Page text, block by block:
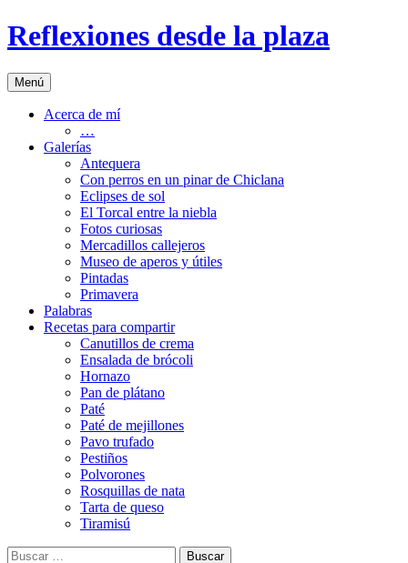
Saltar
al
Reflexiones desde la plaza
Menú
Acerca de mí
…
Galerías
Antequera
Con perros en un pinar de Chiclana
Eclipses de sol
El Torcal entre la niebla
Fotos curiosas
Mercadillos callejeros
Museo de aperos y útiles
Pintadas
Primavera
Palabras
Recetas para compartir
Canutillos de crema
Ensalada de brócoli
Hornazo
Pan de plátano
Paté
Paté de mejillones
Pavo trufado
Pestiños
Polvorones
Rosquillas de nata
Tarta de queso
Tiramisú
Buscar: